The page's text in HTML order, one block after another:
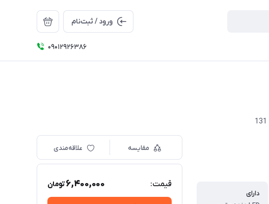
ورود / ثبت‌نام
09012926386
دارای
مقایسه علاقه‌مندی
قیمت: 6,400,000تومان